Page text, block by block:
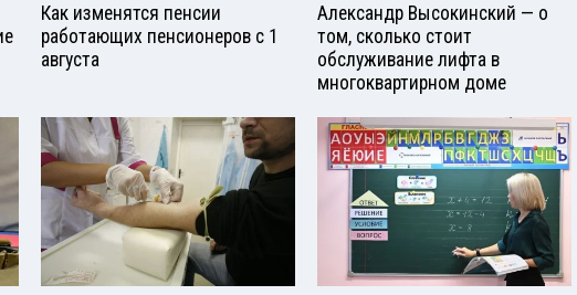
Как изменятся пенсии
работающих пенсионеров с 1
августа
Александр Высокинский — о
том, сколько стоит
обслуживание лифта в
многоквартирном доме